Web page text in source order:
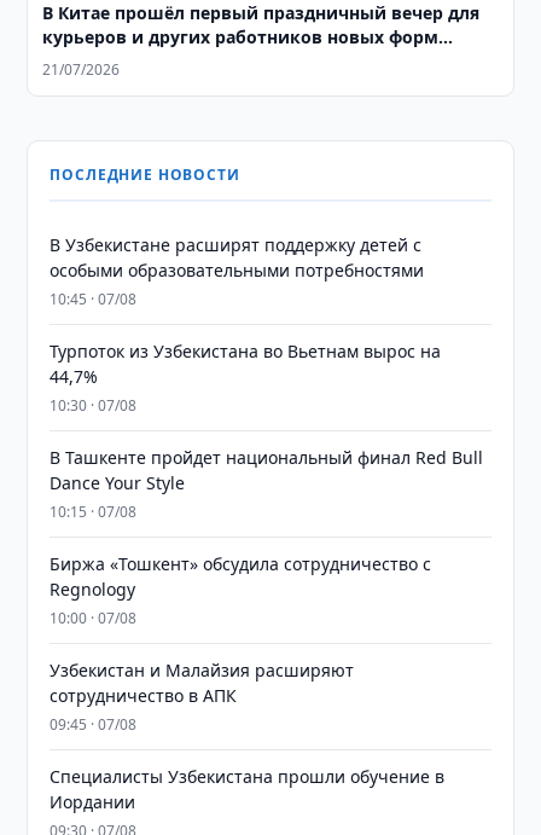
В Китае прошёл первый праздничный вечер для
курьеров и других работников новых форм
занятости
21/07/2026
ПОСЛЕДНИЕ НОВОСТИ
В Узбекистане расширят поддержку детей с
особыми образовательными потребностями
10:45 · 07/08
Турпоток из Узбекистана во Вьетнам вырос на
44,7%
10:30 · 07/08
В Ташкенте пройдет национальный финал Red Bull
Dance Your Style
10:15 · 07/08
Биржа «Тошкент» обсудила сотрудничество с
Regnology
10:00 · 07/08
Узбекистан и Малайзия расширяют
сотрудничество в АПК
09:45 · 07/08
Специалисты Узбекистана прошли обучение в
Иордании
09:30 · 07/08